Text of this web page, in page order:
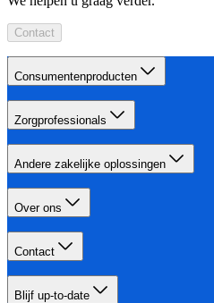
Contact
Consumentenproducten
Zorgprofessionals
Andere zakelijke oplossingen
Over ons
Contact
Blijf up-to-date